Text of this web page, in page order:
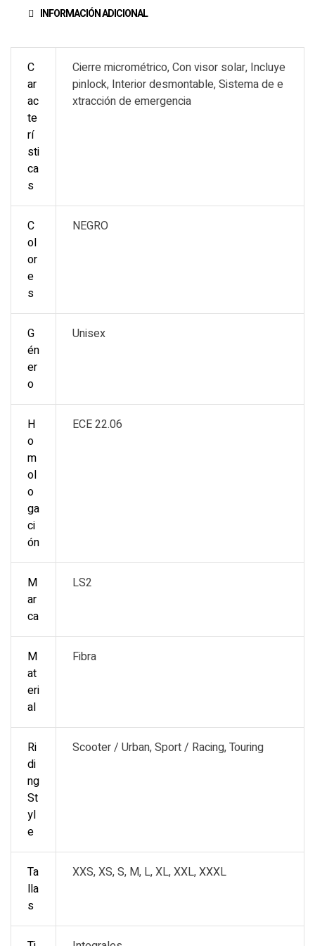
INFORMACIÓN ADICIONAL
C
ar
ac
te
rí
sti
ca
s
Cierre micrométrico, Con visor solar, Incluye
pinlock, Interior desmontable, Sistema de e
xtracción de emergencia
C
ol
or
e
s
NEGRO
G
én
er
o
Unisex
H
o
m
ol
o
ga
ci
ón
ECE 22.06
M
ar
ca
LS2
M
at
eri
al
Fibra
Ri
di
ng
St
yl
e
Scooter / Urban, Sport / Racing, Touring
Ta
lla
s
XXS, XS, S, M, L, XL, XXL, XXXL